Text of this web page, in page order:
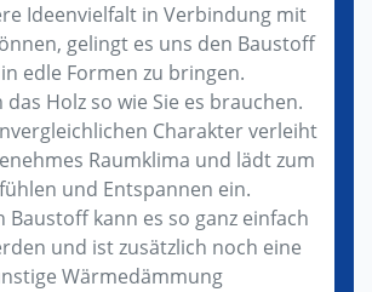
Ideenvielfalt in Verbindung mit
gelingt es uns den Baustoff
edle Formen zu bringen.
Holz so wie Sie es brauchen.
Charakter verleiht
Raumklima und lädt zum
und Entspannen ein.
Baustoff kann es so ganz einfach
und ist zusätzlich noch eine
Wärmedämmung